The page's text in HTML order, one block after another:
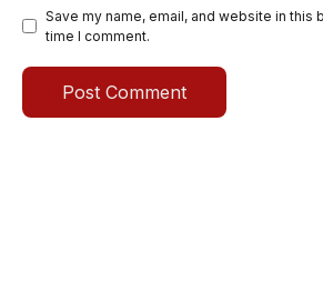
Save my name, email, and website in this
time I comment.